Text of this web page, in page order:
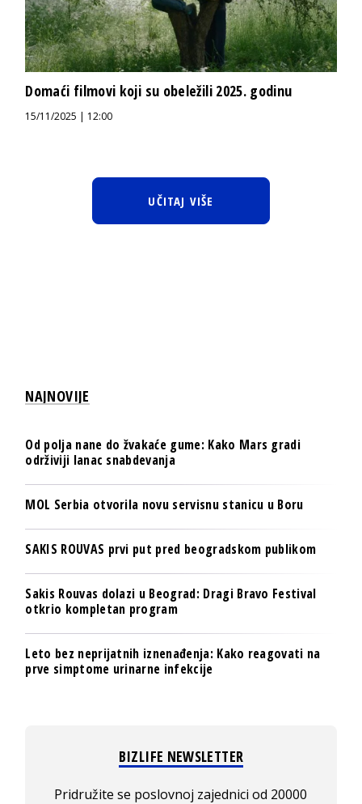
Domaći filmovi koji su obeležili 2025. godinu
15/11/2025 | 12:00
UČITAJ VIŠE
NAJNOVIJE
Od polja nane do žvakaće gume: Kako Mars gradi
održiviji lanac snabdevanja
MOL Serbia otvorila novu servisnu stanicu u Boru
SAKIS ROUVAS prvi put pred beogradskom publikom
Sakis Rouvas dolazi u Beograd: Dragi Bravo Festival
otkrio kompletan program
Leto bez neprijatnih iznenađenja: Kako reagovati na
prve simptome urinarne infekcije
BIZLIFE NEWSLETTER
Pridružite se poslovnoj zajednici od 20000